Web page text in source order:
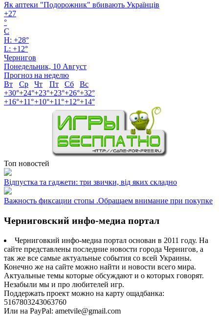
Як аптеки "Подорожник" вбивають Українців
+27
°
C
H: +28°
L: +12°
Чернигов
Понедельник, 10 Август
Прогноз на неделю
Вт
Ср Чт Пт Сб
Вс
+30°+24°+23°+23°+26°+32°
+16°+11°+10°+11°+12°+14°
Топ новостей
Відпустка та гаджети: три звички, від яких складно
Важность фиксации стопы .Обращаем внимание при покупке
Черниговский инфо-медиа портал
Черниговкий инфо-медиа портал основан в 2011 году. На
сайте представлены последние новости города Чернигов, а
так же все самые актуальные события со всей Украины.
Конечно же на сайте можно найти и новости всего мира.
Актуальные темы которые обсуждают и о которых говорят.
Незабыли мы и про любителей игр.
Поддержать проект можно на карту ощадбанка:
5167803243063760
Или на PayPal: ametvile@gmail.com